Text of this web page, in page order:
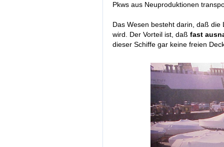
Pkws aus Neuproduktionen
Das Wesen besteht darin, daß
wird. Der Vorteil ist, daß fast
dieser Schiffe gar keine freien